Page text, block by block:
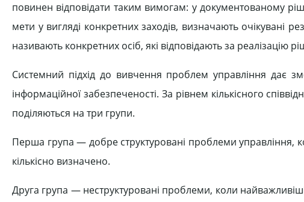
повинен відповідати таким вимогам: у документованому
мети у вигляді конкретних заходів, визначають очікувані
називають конкретних осіб, які відповідають за реалізацію
Системний підхід до вивчення проблем управління дає
інформаційної забезпеченості. За рівнем кількісного
поділяються на три групи.
Перша група — добре структуровані проблеми управління,
кількісно визначено.
Друга група — неструктуровані проблеми, коли